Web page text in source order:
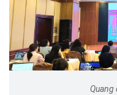
Quang